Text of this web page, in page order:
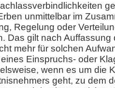
unmittelbar im
Regelung oder
Das gilt nach
mehr für solchen
Einspruchs- oder
wenn es um die
geht, zu dem